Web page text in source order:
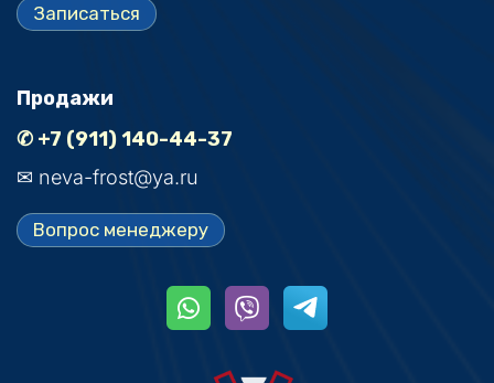
Записаться
Продажи
✆ +7 (911) 140-44-37
✉ neva-frost@ya.ru
Вопрос менеджеру